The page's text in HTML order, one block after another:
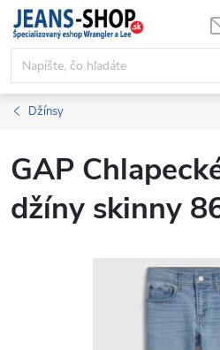
Prejsť
obsah
Džínsy
GAP
džíny skinny